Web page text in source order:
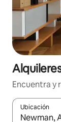
Encuentra y
Ubicación
Cuando los